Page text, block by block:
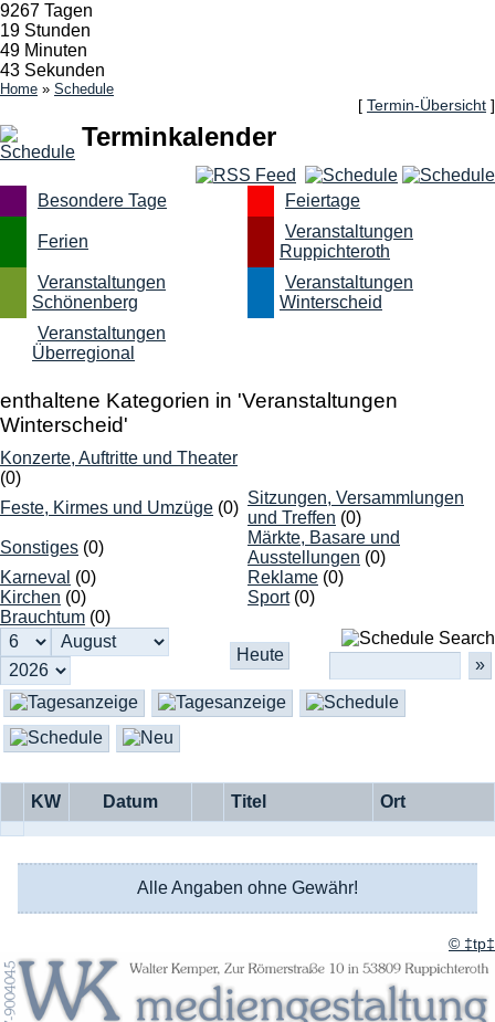
9267 Tagen
19 Stunden
49 Minuten
43 Sekunden
Home » Schedule
[ Termin-Übersicht ]
Terminkalender
Besondere Tage Feiertage
Ferien
Veranstaltungen
Ruppichteroth
Veranstaltungen
Schönenberg
Veranstaltungen
Winterscheid
Veranstaltungen
Überregional
enthaltene Kategorien in 'Veranstaltungen
Winterscheid'
Konzerte, Auftritte und Theater
(0)
Feste, Kirmes und Umzüge (0)
Sitzungen, Versammlungen
und Treffen (0)
Sonstiges (0)
Märkte, Basare und
Ausstellungen (0)
Karneval (0) Reklame (0)
Kirchen (0) Sport(0)
Brauchtum (0)
Search
KW Datum Titel Ort
Alle Angaben ohne Gewähr!
© ‡tp‡